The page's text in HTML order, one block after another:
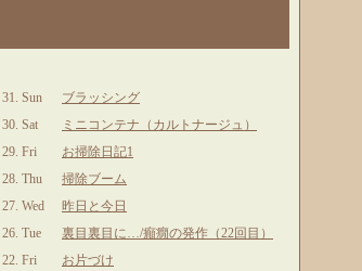
Sun
ブラッシング
Sat
ミニコンテナ（カルトナージュ）
29. Fri
お掃除日記1
Thu
掃除ブーム
Wed
昨日と今日
Tue
裏目裏目に…/癲癇の発作（22回目）
22. Fri
お片づけ